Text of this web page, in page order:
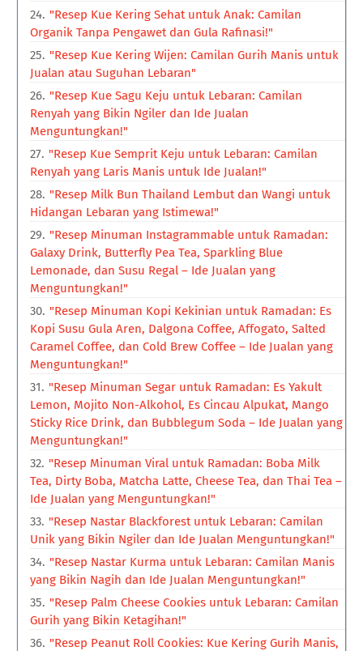
"Resep Kue Kering Sehat untuk Anak: Camilan
Organik Tanpa Pengawet dan Gula Rafinasi!"
"Resep Kue Kering Wijen: Camilan Gurih Manis untuk
Jualan atau Suguhan Lebaran"
"Resep Kue Sagu Keju untuk Lebaran: Camilan
Renyah yang Bikin Ngiler dan Ide Jualan
Menguntungkan!"
"Resep Kue Semprit Keju untuk Lebaran: Camilan
Renyah yang Laris Manis untuk Ide Jualan!"
"Resep Milk Bun Thailand Lembut dan Wangi untuk
Hidangan Lebaran yang Istimewa!"
"Resep Minuman Instagrammable untuk Ramadan:
Galaxy Drink, Butterfly Pea Tea, Sparkling Blue
Lemonade, dan Susu Regal – Ide Jualan yang
Menguntungkan!"
"Resep Minuman Kopi Kekinian untuk Ramadan: Es
Kopi Susu Gula Aren, Dalgona Coffee, Affogato, Salted
Caramel Coffee, dan Cold Brew Coffee – Ide Jualan yang
Menguntungkan!"
"Resep Minuman Segar untuk Ramadan: Es Yakult
Lemon, Mojito Non-Alkohol, Es Cincau Alpukat, Mango
Sticky Rice Drink, dan Bubblegum Soda – Ide Jualan yang
Menguntungkan!"
"Resep Minuman Viral untuk Ramadan: Boba Milk
Tea, Dirty Boba, Matcha Latte, Cheese Tea, dan Thai Tea –
Ide Jualan yang Menguntungkan!"
"Resep Nastar Blackforest untuk Lebaran: Camilan
Unik yang Bikin Ngiler dan Ide Jualan Menguntungkan!"
"Resep Nastar Kurma untuk Lebaran: Camilan Manis
yang Bikin Nagih dan Ide Jualan Menguntungkan!"
"Resep Palm Cheese Cookies untuk Lebaran: Camilan
Gurih yang Bikin Ketagihan!"
"Resep Peanut Roll Cookies: Kue Kering Gurih Manis,